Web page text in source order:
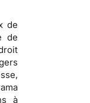
de
de
à